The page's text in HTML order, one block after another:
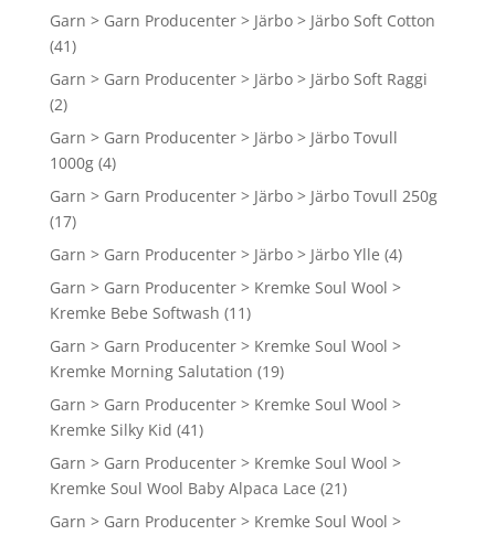
Garn > Garn Producenter > Järbo > Järbo Soft Cotton
(41)
Garn > Garn Producenter > Järbo > Järbo Soft Raggi
(2)
Garn > Garn Producenter > Järbo > Järbo Tovull
1000g (4)
Garn > Garn Producenter > Järbo > Järbo Tovull 250g
(17)
Garn > Garn Producenter > Järbo > Järbo Ylle (4)
Garn > Garn Producenter > Kremke Soul Wool >
Kremke Bebe Softwash (11)
Garn > Garn Producenter > Kremke Soul Wool >
Kremke Morning Salutation (19)
Garn > Garn Producenter > Kremke Soul Wool >
Kremke Silky Kid (41)
Garn > Garn Producenter > Kremke Soul Wool >
Kremke Soul Wool Baby Alpaca Lace (21)
Garn > Garn Producenter > Kremke Soul Wool >